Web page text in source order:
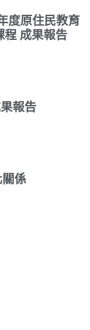
度原住民教育
程 成果報告
報告
係